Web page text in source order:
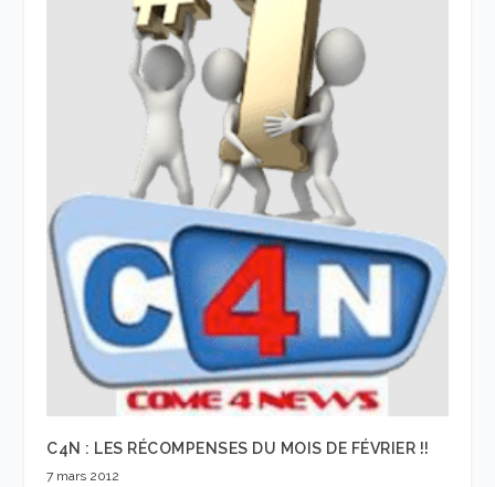
C4N : LES RÉCOMPENSES DU MOIS DE FÉVRIER !!
7 mars 2012